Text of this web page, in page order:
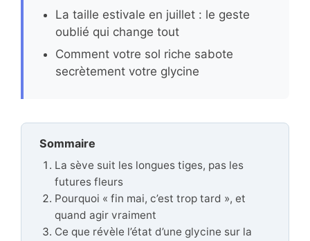
La taille estivale en juillet : le geste
oublié qui change tout
Comment votre sol riche sabote
secrètement votre glycine
Sommaire
La sève suit les longues tiges, pas les
futures fleurs
Pourquoi « fin mai, c’est trop tard », et
quand agir vraiment
Ce que révèle l’état d’une glycine sur la